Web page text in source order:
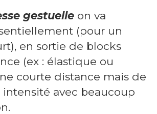
gestuelle on va
(pour un
en sortie de blocks
(ex : élastique ou
courte distance mais de
avec beaucoup